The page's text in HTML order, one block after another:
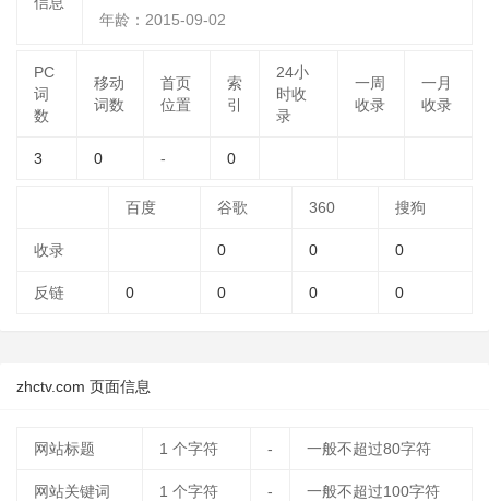
年龄：2015-09-02
PC
词
数
移动
词数
首页
位置
索
引
24小
时收
录
一周
收录
一月
收录
3 0 - 0
百度 谷歌 360 搜狗
收录 0 0 0
反链 0 0 0 0
zhctv.com 页面信息
网站标题 1 个字符 - 一般不超过80字符
网站关键词 1 个字符 - 一般不超过100字符